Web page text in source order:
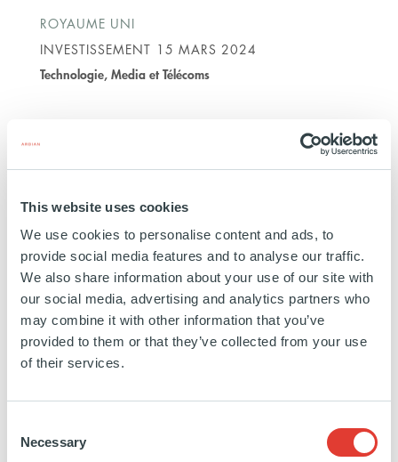
This website uses cookies
We use cookies to personalise content and ads, to
provide social media features and to analyse our traffic.
We also share information about your use of our site with
our social media, advertising and analytics partners who
may combine it with other information that you’ve
provided to them or that they’ve collected from your use
of their services.
Selection
Necessary
ROYAUME UNI
INVESTISSEMENT 15 MARS 2024
Technologie, Media et Télécoms
Adamo
ESPAGNE
INVESTISSEMENT11 OCTOBRE 2021
Technologie, Media et Télécoms